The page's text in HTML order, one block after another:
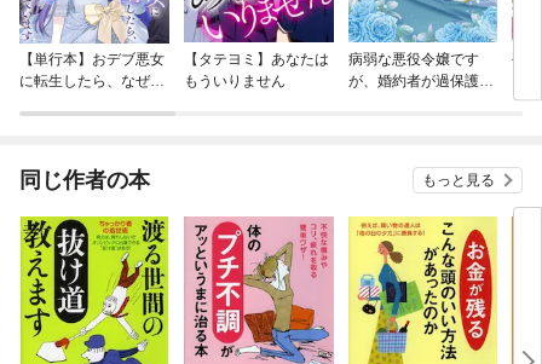
【単行本】おデブ悪女
に転生したら、なぜか
【タテヨミ】あなたは
もういりません
病弱な悪役令嬢です
が、婚約者が過保護す
公
同じ作者の本 もっと見る